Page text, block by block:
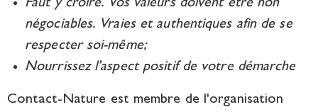
Faut y croire. Vos valeurs doivent être non
négociables. Vraies et authentiques afin de se
respecter soi-même;
Nourrissez l’aspect positif de votre démarche
Contact-Nature est membre de l'organisation